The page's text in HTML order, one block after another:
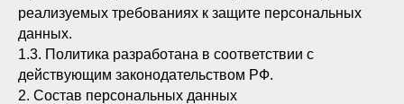
реализуемых требованиях к защите персональных
данных.
1.3. Политика разработана в соответствии с
действующим законодательством РФ.
2. Состав персональных данных